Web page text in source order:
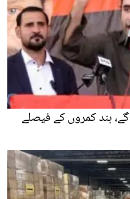
بند کمروں کے فیصلے